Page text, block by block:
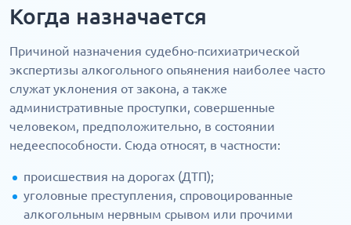
Когда назначается
Причиной назначения судебно-психиатрической
экспертизы алкогольного опьянения наиболее часто
служат уклонения от закона, а также
административные проступки, совершенные
человеком, предположительно, в состоянии
недееспособности. Сюда относят, в частности:
происшествия на дорогах (ДТП);
уголовные преступления, спровоцированные
алкогольным нервным срывом или прочими